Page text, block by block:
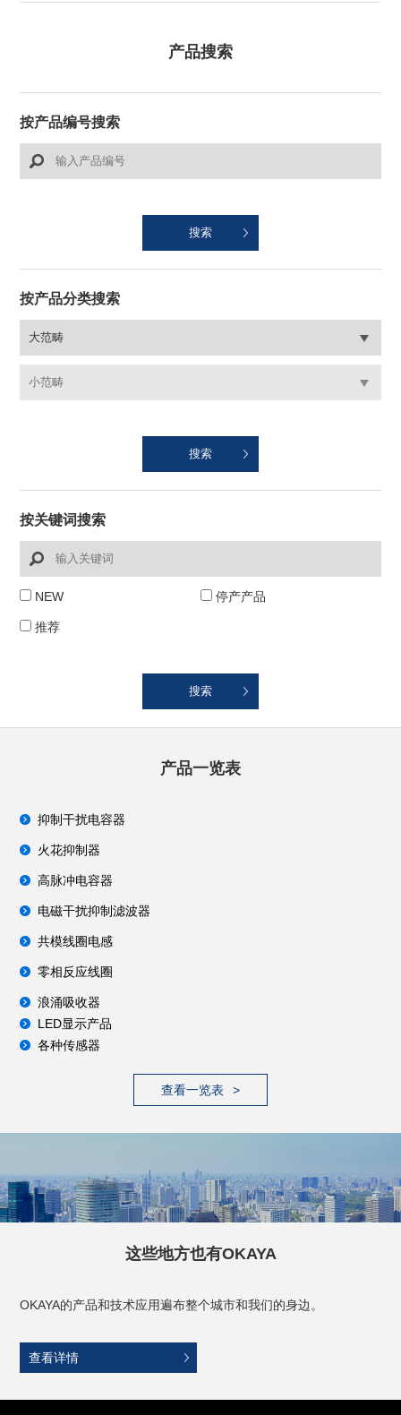
产品搜索
按产品编号搜索
按产品分类搜索
按关键词搜索
NEW 停产产品
推荐
产品一览表
抑制干扰电容器
火花抑制器
高脉冲电容器
电磁干扰抑制滤波器
共模线圈电感
零相反应线圈
浪涌吸收器
LED显示产品
各种传感器
查看一览表
这些地方也有OKAYA
OKAYA的产品和技术应用遍布整个城市和我们的身边。
查看详情